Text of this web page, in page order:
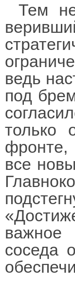
Тем
ведь
под
только
фронте,
все
важное
соседа